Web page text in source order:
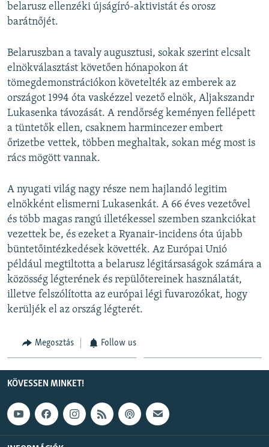
belarusz ellenzéki újságíró-aktivistát és orosz
barátnőjét.
Belaruszban a tavaly augusztusi, sokak szerint elcsalt
elnökválasztást követően hónapokon át
tömegdemonstrációkon követelték az emberek az
országot 1994 óta vaskézzel vezető elnök, Aljakszandr
Lukasenka távozását. A rendőrség keményen fellépett
a tüntetők ellen, csaknem harmincezer embert
őrizetbe vettek, többen meghaltak, sokan még most is
rács mögött vannak.
A nyugati világ nagy része nem hajlandó legitim
elnökként elismerni Lukasenkát. A 66 éves vezetővel
és több magas rangú illetékessel szemben szankciókat
vezettek be, és ezeket a Ryanair-incidens óta újabb
büntetőintézkedések követték. Az Európai Unió
például megtiltotta a belarusz légitársaságok számára a
közösség légterének és repülőtereinek használatát,
illetve felszólította az európai légi fuvarozókat, hogy
kerüljék el az ország légterét.
Megosztás Follow us
KÖVESSEN MINKET!